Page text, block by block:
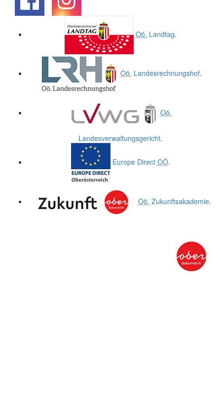
Oö. Landtag.
Oö. Landesrechnungshof.
Oö.
Landesverwaltungsgericht.
Europe Direct OÖ.
Oö. Zukunftsakademie.